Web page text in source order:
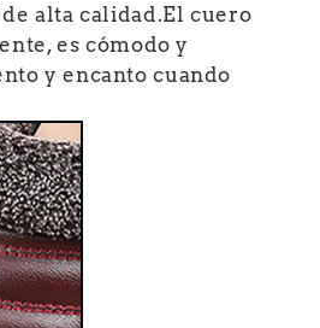
alta calidad.El cuero
es cómodo y
y encanto cuando